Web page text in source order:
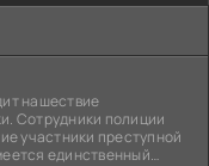
нашествие
Сотрудники полиции
участники преступной
единственный